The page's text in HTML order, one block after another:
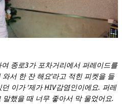
종로3가 포차거리에서 퍼레이드를
서 한 잔 해요’라고 적힌 피켓을 들
이가 ‘제가 HIV감염인이에요. 퍼레
말했을 때 너무 좋아서 막 울었어요.